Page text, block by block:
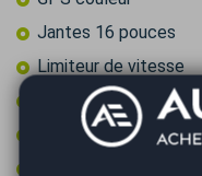
Jantes 16 pouces
Limiteur de vitesse
Radar arrière de
Radar avant de